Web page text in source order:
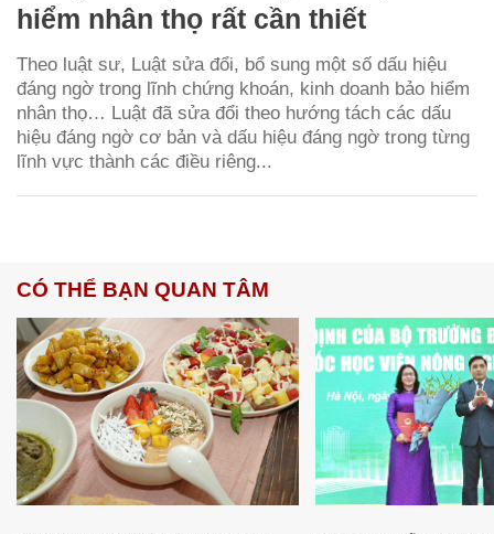
hiểm nhân thọ rất cần thiết
Theo luật sư, Luật sửa đổi, bổ sung một số dấu hiệu
đáng ngờ trong lĩnh chứng khoán, kinh doanh bảo hiểm
nhân thọ… Luật đã sửa đổi theo hướng tách các dấu
hiệu đáng ngờ cơ bản và dấu hiệu đáng ngờ trong từng
lĩnh vực thành các điều riêng...
CÓ THỂ BẠN QUAN TÂM